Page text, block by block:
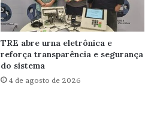
TRE abre urna eletrônica e
reforça transparência e segurança
do sistema
4 de agosto de 2026